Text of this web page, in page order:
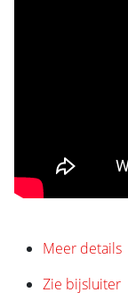
Meer details
Zie bijsluiter